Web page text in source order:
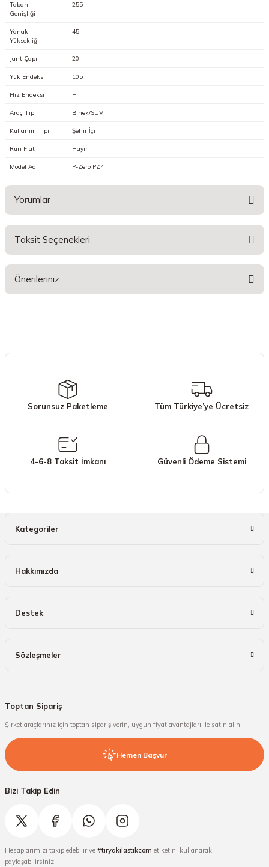
Taban
Genişliği
: 255
Yanak
Yüksekliği
: 45
Jant Çapı : 20
Yük Endeksi : 105
Hız Endeksi : H
Araç Tipi : Binek/SUV
Kullanım Tipi : Şehir İçi
Run Flat : Hayır
Model Adı : P-Zero PZ4
Yorumlar
Taksit Seçenekleri
Önerileriniz
Ürün açıklamasında eksik bilgiler bulunuyor.
Ürün bilgilerinde hatalar bulunuyor.
Bu ürüne benzer farklı alternatifler olmalı.
Sorunsuz Paketleme Tüm Türkiye’ye Ücretsiz
4-6-8 Taksit İmkanı Güvenli Ödeme Sistemi
Kategoriler
Hakkımızda
Destek
Sözleşmeler
Toptan Sipariş
Şirket araçlarınız için toptan sipariş verin, uygun fiyat avantajları ile satın alın!
Hemen Başvur
Bizi Takip Edin
Hesaplarımızı takip edebilir ve #tiryakilastikcom etiketini kullanarak
paylaşabilirsiniz.